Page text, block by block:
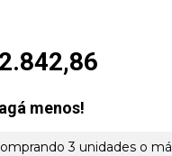
menos!
3 unidades o